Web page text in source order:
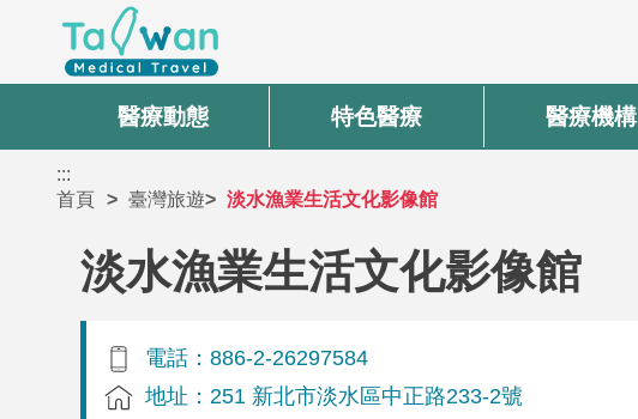
醫療動態 特色醫療 醫療機構
:::
首頁
臺灣旅遊 淡水漁業生活文化影像館
淡水漁業生活文化影像館
電話：886-2-26297584
地址：251 新北市淡水區中正路233-2號